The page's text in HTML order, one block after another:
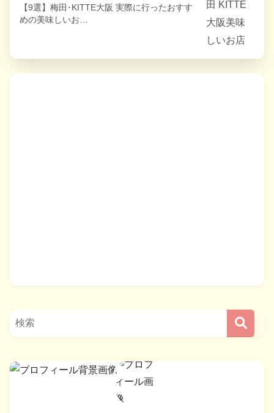
【9選】梅田･KITTE大阪 実際に行ったおすす
めの美味しいお…